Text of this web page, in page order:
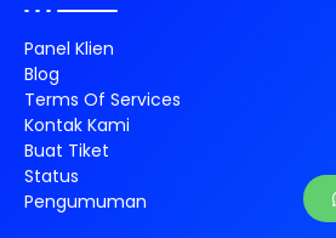
Panel Klien
Blog
Terms Of Services
Kontak Kami
Buat Tiket
Status
Pengumuman